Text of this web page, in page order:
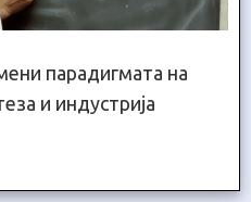
парадигмата на
и индустрија